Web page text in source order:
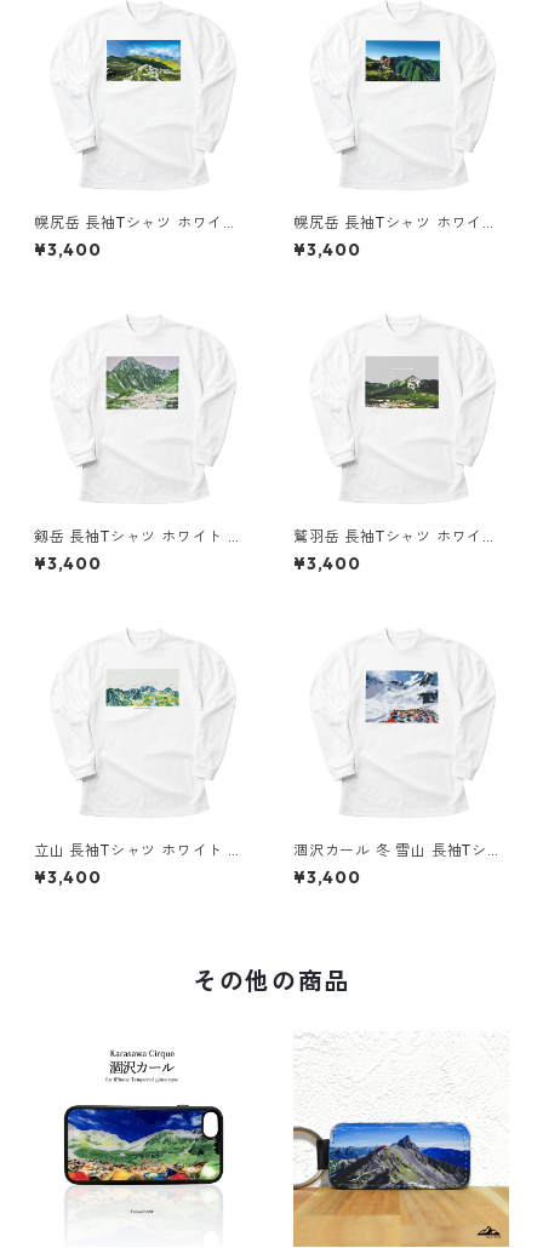
幌尻岳 長袖Tシャツ ホワイト
ドライ 吸水速乾 山 登山 山Tシ
ャツ 山のイラスト
¥3,400
幌尻岳 長袖Tシャツ ホワイト
ドライ 吸水速乾 山 登山 山Tシ
ャツ 山のイラスト
¥3,400
剱岳 長袖Tシャツ ホワイト ド
ライ 吸水速乾 山 登山 山Tシャ
ツ 山のイラスト
¥3,400
鷲羽岳 長袖Tシャツ ホワイト
ドライ 吸水速乾 山 登山 山Tシ
ャツ 山のイラスト
¥3,400
立山 長袖Tシャツ ホワイト ド
ライ 吸水速乾 山 登山 山Tシャ
ツ 山のイラスト
¥3,400
涸沢カール 冬 雪山 長袖Tシャ
ツ ホワイト ドライ 吸水速乾
山 登山 山Tシャツ 山のイラス
¥3,400
その他の商品